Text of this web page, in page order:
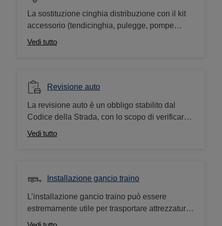
La sostituzione cinghia distribuzione con il kit
accessorio (tendicinghia, pulegge, pompe
acqua) contribuisce a prolungare la vita del
Vedi tutto
Revisione auto
La revisione auto è un obbligo stabilito dal
Codice della Strada, con lo scopo di verificare
la sicurezza del veicolo, il livello di emissioni
elettrici.
Vedi tutto
Installazione gancio traino
L’installazione gancio traino può essere
estremamente utile per trasportare attrezzature
ingombranti, come portabici da gancio traino e